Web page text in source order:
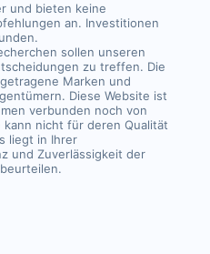
und bieten keine
an. Investitionen
sollen unseren
zu treffen. Die
Marken und
Diese Website ist
verbunden noch von
nicht für deren Qualität
liegt in Ihrer
und Zuverlässigkeit der